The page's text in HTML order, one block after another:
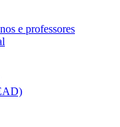
e professores